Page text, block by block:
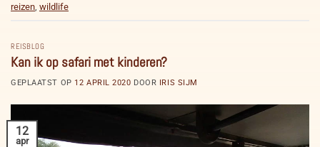
reizen wildlife
REISBLOG
Kan ik op safari met kinderen?
GEPLAATST OP 12 APRIL 2020 DOOR IRIS SIJM
12
apr